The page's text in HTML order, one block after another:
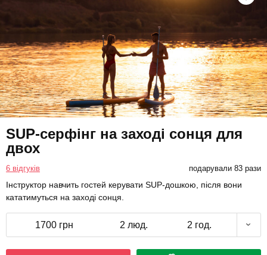
SUP-серфінг на заході сонця для
двох
6 відгуків подарували 83 рази
Інструктор навчить гостей керувати SUP-дошкою, після вони
кататимуться на заході сонця.
1700 грн 2 люд. 2 год.